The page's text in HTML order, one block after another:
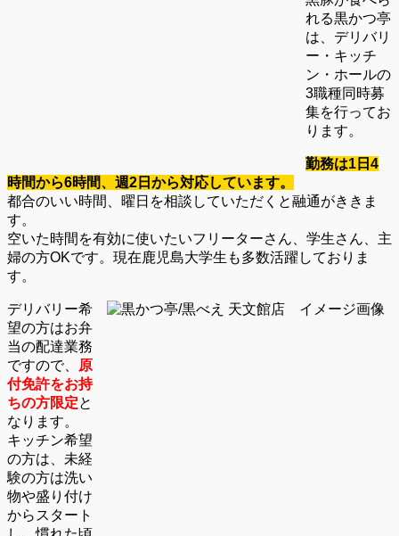
れる黒かつ亭
は、デリバリ
ー・キッチ
ン・ホールの
3職種同時募
集を行ってお
ります。
勤務は1日4
時間から6時間、週2日から対応しています。
都合のいい時間、曜日を相談していただくと融通がききま
す。
空いた時間を有効に使いたいフリーターさん、学生さん、主
婦の方OKです。現在鹿児島大学生も多数活躍しておりま
す。
デリバリー希
望の方はお弁
当の配達業務
ですので、
原
付免許をお持
ちの方限定と
なります。
キッチン希望
の方は、未経
験の方は洗い
物や盛り付け
からスタート